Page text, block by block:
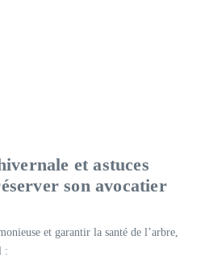
et astuces
son avocatier
et garantir la santé de l’arbre,
: